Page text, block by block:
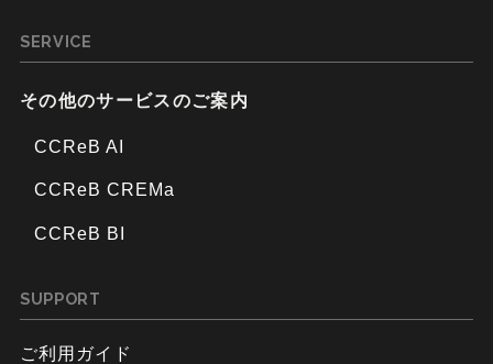
SERVICE
その他のサービスのご案内
CCReB AI
CCReB CREMa
CCReB BI
SUPPORT
ご利用ガイド